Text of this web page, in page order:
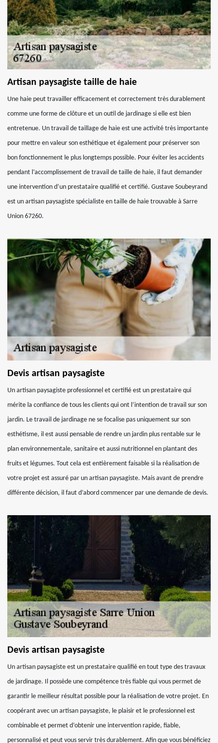
Artisan paysagiste taille de haie
Une haie peut travailler efficacement et correctement très durablement
comme une forme de clôture et un outil de jardinage si elle est bien
entretenue. Un travail de taillage de haie est une activité très importante
pour mettre en valeur son esthétique et également pour préserver son
bon fonctionnement le plus longtemps possible. Pour éviter les accidents
pendant l’accomplissement de travail de taille de haie, il faut demander
une intervention d’un prestataire qualifié et certifié. Gustave Soubeyrand
est un artisan paysagiste spécialiste en taille de haie trouvable à Sarre
Union 67260.
Devis artisan paysagiste
Un artisan paysagiste professionnel et certifié est un prestataire qui
mérite la confiance de tous les clients qui ont l’intention de travail sur son
jardin. Le travail de jardinage ne se focalise pas uniquement sur son
esthétisme, il est aussi pensable de rendre un jardin plus rentable sur le
plan environnementale, sanitaire et aussi nutritionnel en plantant des
fruits et légumes. Tout cela est entièrement faisable si la réalisation de
votre projet est assuré par un artisan paysagiste. Mais avant de prendre
différente décision, il faut d’abord commencer par une demande de devis.
Devis artisan paysagiste
Un artisan paysagiste est un prestataire qualifié en tout type des travaux
de jardinage. Il possède une compétence très fiable qui vous permet de
garantir le meilleur résultat possible pour la réalisation de votre projet. En
coopérant avec un artisan paysagiste, le plaisir et le professionnel est
combinable et permet d’obtenir une intervention rapide, fiable,
personnalisé et peut vous servir très durablement. Afin que vous bénéficiez